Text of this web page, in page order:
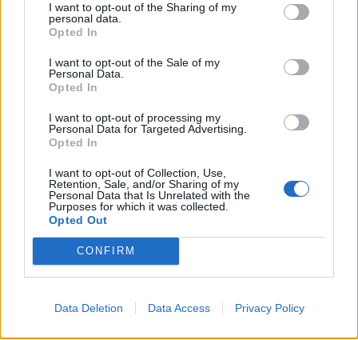
I want to opt-out of the Sharing of my
personal data.
Opted In
I want to opt-out of the Sale of my
Personal Data.
Opted In
I want to opt-out of processing my
Personal Data for Targeted Advertising.
Opted In
I want to opt-out of Collection, Use,
Retention, Sale, and/or Sharing of my
Personal Data that Is Unrelated with the
Purposes for which it was collected.
Opted Out
CONFIRM
Data Deletion Data Access Privacy Policy
Majka életveszélyes fenyegetést kapott, és emiatt
lemondta a sepsiszentgyörgyi SIC Fesztre tervezett
koncertjét. Majka ezt szerdán a Facebook-oldalán
jelentette be.